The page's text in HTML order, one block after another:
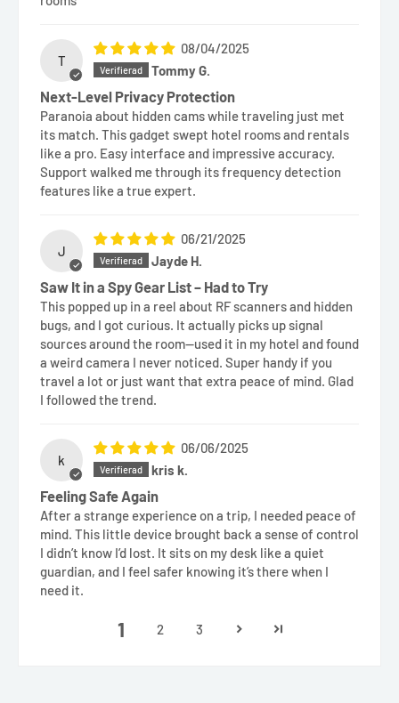
T
08/04/2025
Tommy G.
Next-Level Privacy Protection
Paranoia about hidden cams while traveling just met
its match. This gadget swept hotel rooms and rentals
like a pro. Easy interface and impressive accuracy.
Support walked me through its frequency detection
features like a true expert.
J
06/21/2025
Jayde H.
Saw It in a Spy Gear List – Had to Try
This popped up in a reel about RF scanners and hidden
bugs, and I got curious. It actually picks up signal
sources around the room—used it in my hotel and found
a weird camera I never noticed. Super handy if you
travel a lot or just want that extra peace of mind. Glad
I followed the trend.
k
06/06/2025
kris k.
Feeling Safe Again
After a strange experience on a trip, I needed peace of
mind. This little device brought back a sense of control
I didn’t know I’d lost. It sits on my desk like a quiet
guardian, and I feel safer knowing it’s there when I
need it.
1 2 3